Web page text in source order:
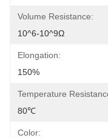
Volume Resistance:
10^6-10^9Ω
Elongation:
150%
Temperature
80℃
Color: